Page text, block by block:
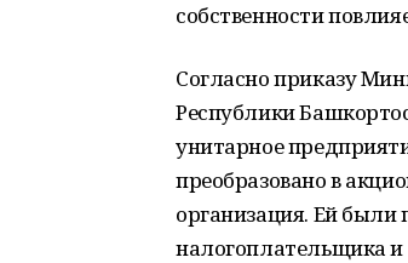
собственности
Согласно приказу
Республики
унитарное
преобразовано в
организация. Ей
налогоплательщика